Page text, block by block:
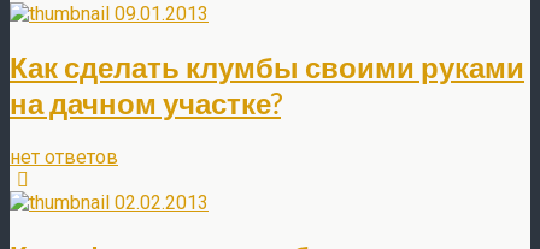
09.01.2013
Как сделать клумбы своими руками
на дачном участке?
нет ответов
02.02.2013